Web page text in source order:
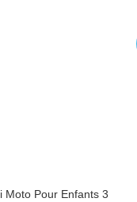
Moto Pour Enfants 3